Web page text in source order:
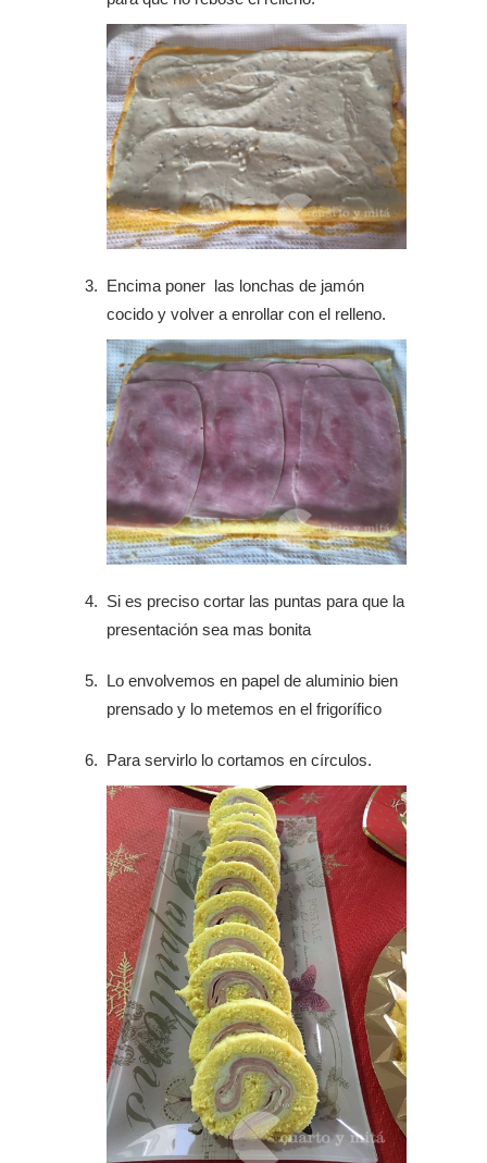
Encima poner las lonchas de jamón
cocido y volver a enrollar con el relleno.
Si es preciso cortar las puntas para que la
presentación sea mas bonita
Lo envolvemos en papel de aluminio bien
prensado y lo metemos en el frigorífico
Para servirlo lo cortamos en círculos.